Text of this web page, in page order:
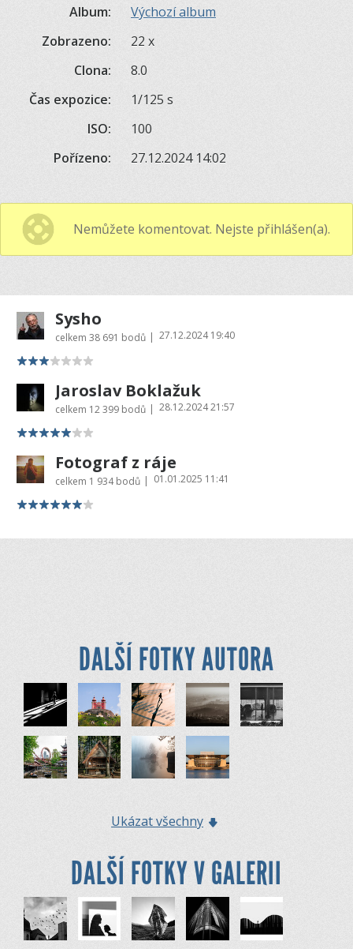
Album:
Výchozí album
Zobrazeno:
22 x
Clona:
8.0
Čas expozice:
1/125 s
ISO:
100
Pořízeno:
27.12.2024 14:02
Nemůžete komentovat. Nejste přihlášen(a).
Sysho
celkem 38 691 bodů | 27.12.2024 19:40
Jaroslav Boklažuk
celkem 12 399 bodů | 28.12.2024 21:57
Fotograf z ráje
celkem 1 934 bodů | 01.01.2025 11:41
DALŠÍ FOTKY AUTORA
Ukázat všechny
DALŠÍ FOTKY V GALERII